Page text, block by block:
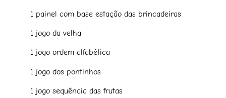
1 painel com base estação das brincadeiras
1 jogo da velha
1 jogo ordem alfabética
1 jogo dos pontinhos
1 jogo sequência das frutas